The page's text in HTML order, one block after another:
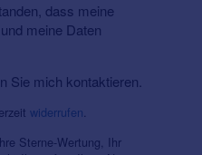
dass meine
meine Daten
Sie mich kontaktieren.
widerrufen.
Sterne-Wertung, Ihr